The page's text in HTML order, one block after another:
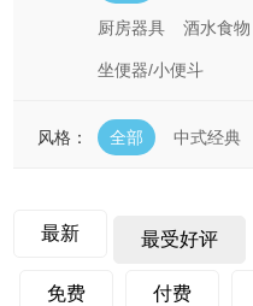
厨房器具 酒水食物
坐便器/小便斗
风格： 全部 中式经典
最新 最受好评
免费 付费